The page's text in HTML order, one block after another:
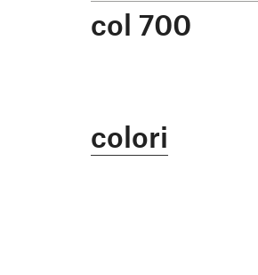
col 700
colori